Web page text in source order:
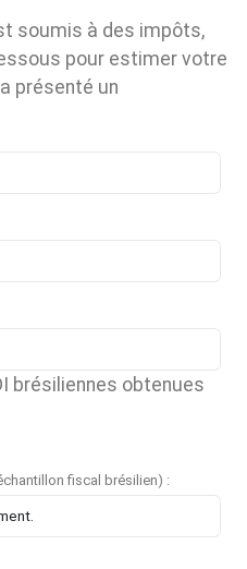
soumis à des impôts,
pour estimer votre
présenté un
brésiliennes obtenues
fiscal brésilien) :